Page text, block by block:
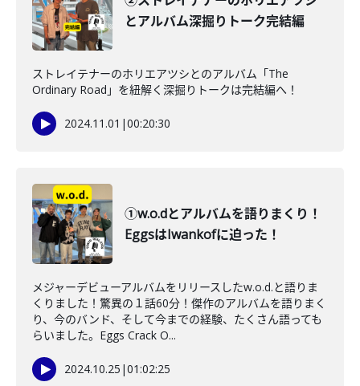
とアルバム深掘りトーク完結編
ストレイテナーのホリエアツシとのアルバム「The
Ordinary Road」を紐解く深掘りトークは完結編へ！
2024.11.01 |00:20:30
①w.o.dとアルバムを語りまくり！
EggsはIwankofに迫った！
メジャーデビューアルバムをリリースしたw.o.d.と語りま
くりました！驚異の１話60分！傑作のアルバムを語りまく
り、今のバンド、そして今までの経験、たくさん語っても
らいました。Eggs Crack O...
2024.10.25 |01:02:25